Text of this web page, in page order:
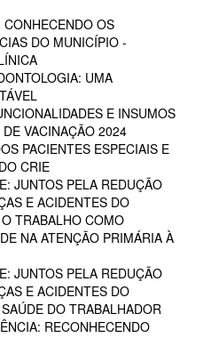
OS
DO MUNICÍPIO -
UMA
E INSUMOS
VACINAÇÃO 2024
PACIENTES ESPECIAIS E
CRIE
JUNTOS PELA REDUÇÃO
E ACIDENTES DO
TRABALHO COMO
NA ATENÇÃO PRIMÁRIA À
JUNTOS PELA REDUÇÃO
E ACIDENTES DO
DO TRABALHADOR
RECONHECENDO